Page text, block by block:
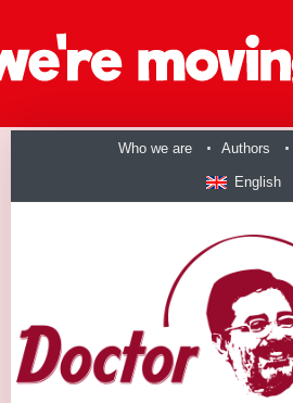
Who we are Authors
English